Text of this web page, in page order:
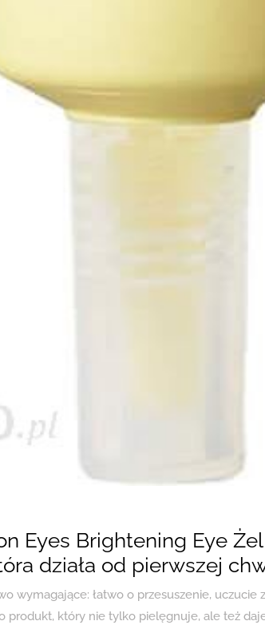
Eyes Brightening Eye
działa od pierwszej
wymagające: łatwo o przesuszenie, uczucie
produkt, który nie tylko pielęgnuje, ale też